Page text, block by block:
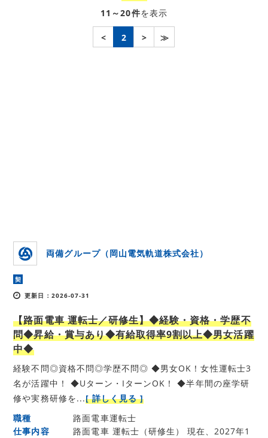
11～20件を表示
< 2 > ≫
両備グループ（岡山電気軌道株式会社）
契
更新日：2026-07-31
【路面電車 運転士／研修生】◆経験・資格・学歴不
問◆昇給・賞与あり◆有給取得率9割以上◆男女活躍
中◆
経験不問◎資格不問◎学歴不問◎ ◆男女OK！女性運転士3
名が活躍中！ ◆Uターン・IターンOK！ ◆半年間の座学研
修や実務研修を...[ 詳しく見る ]
職種
路面電車運転士
仕事内容
路面電車 運転士（研修生） 現在、2027年1